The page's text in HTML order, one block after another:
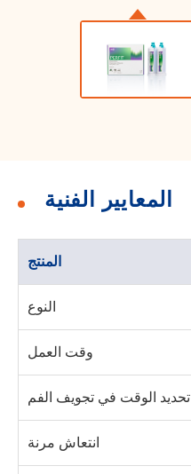
المعايير الفنية
المنتج
النوع
وقت العمل
تحديد الوقت في تجويف الفم
انتعاش مرنة